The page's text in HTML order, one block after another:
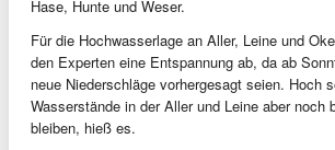
Hase, Hunte und Weser.
Für die Hochwasserlage an Aller, Leine und
den Experten eine Entspannung ab, da ab
neue Niederschläge vorhergesagt seien. Hoch
Wasserstände in der Aller und Leine aber noch
bleiben, hieß es.